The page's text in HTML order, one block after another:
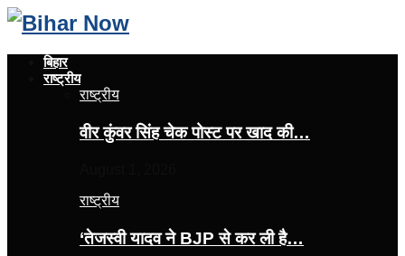
बिहार
राष्ट्रीय
राष्ट्रीय
वीर कुंवर सिंह चेक पोस्ट पर खाद की…
राष्ट्रीय
‘तेजस्‍वी यादव ने BJP से कर ली है…